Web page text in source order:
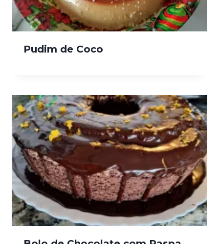
Pudim de Coco